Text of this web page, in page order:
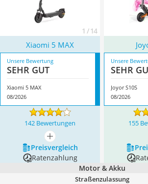
1 / 14
Xiaomi 5 MAX
Unsere Bewertung
SEHR GUT
Xiaomi 5 MAX
08/2026
Unsere
SEHR
Joyor S10S
08/2026
142 Bewertungen 155
mehr anzeigen
Preis­vergleich
Ratenzahlung
Motor & Akku
Straßenzulassung